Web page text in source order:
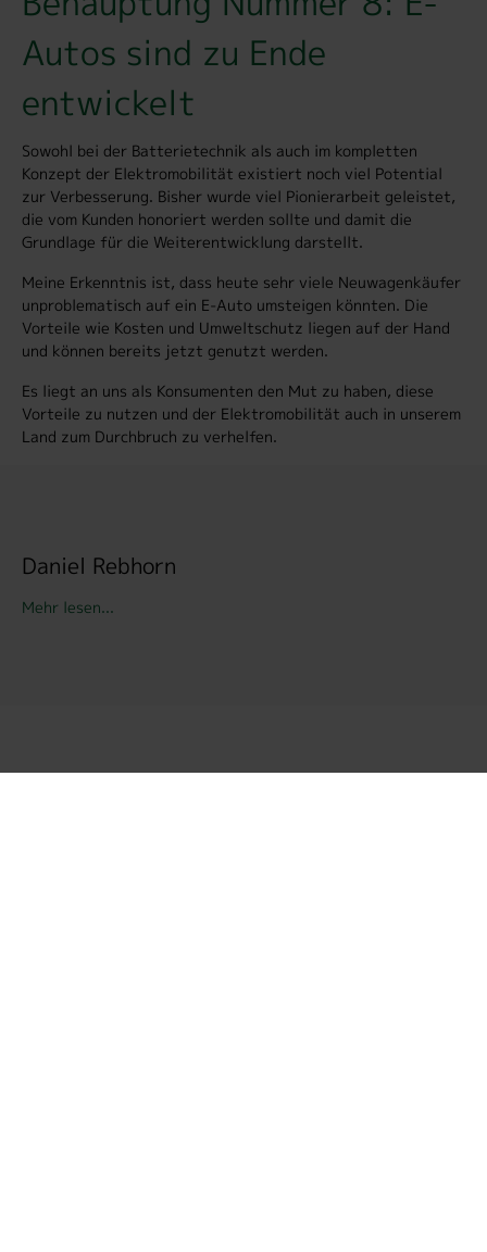
Autos sind zu Ende
entwickelt
Sowohl bei der Batterietechnik als auch im kompletten
Konzept der Elektromobilität existiert noch viel Potential
zur Verbesserung. Bisher wurde viel Pionierarbeit geleistet,
die vom Kunden honoriert werden sollte und damit die
Grundlage für die Weiterentwicklung darstellt.
Meine Erkenntnis ist, dass heute sehr viele Neuwagenkäufer
unproblematisch auf ein E-Auto umsteigen könnten. Die
Vorteile wie Kosten und Umweltschutz liegen auf der Hand
und können bereits jetzt genutzt werden.
Es liegt an uns als Konsumenten den Mut zu haben, diese
Vorteile zu nutzen und der Elektromobilität auch in unserem
Land zum Durchbruch zu verhelfen.
Daniel Rebhorn
Mehr lesen...